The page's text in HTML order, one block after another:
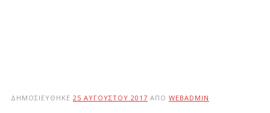
ΔΗΜΟΣΙΕΎΘΗΚΕ 25 ΑΥΓΟΎΣΤΟΥ 2017 ΑΠΌ WEBADMIN